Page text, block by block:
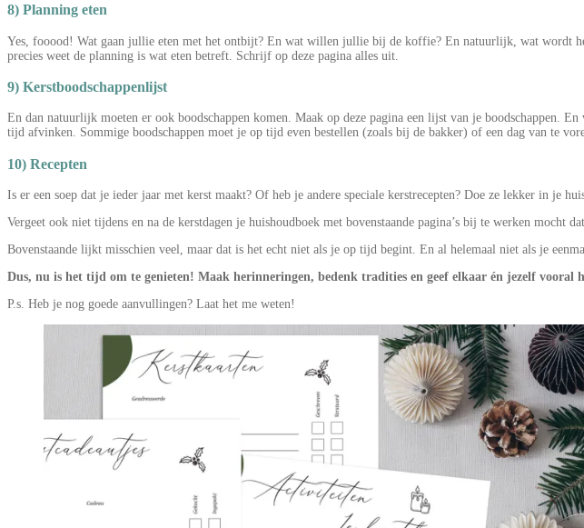
8) Planning eten
Yes, fooood! Wat gaan jullie eten met het ontbijt? En wat willen jullie bij de koffie? En natuurlijk, wat wordt
precies weet de planning is wat eten betreft. Schrijf op deze pagina alles uit.
9) Kerstboodschappenlijst
En dan natuurlijk moeten er ook boodschappen komen. Maak op deze pagina een lijst van je boodschappen.
tijd afvinken. Sommige boodschappen moet je op tijd even bestellen (zoals bij de bakker) of een dag van te
10) Recepten
Is er een soep dat je ieder jaar met kerst maakt? Of heb je andere speciale kerstrecepten? Doe ze lekker in je
Vergeet ook niet tijdens en na de kerstdagen je huishoudboek met bovenstaande pagina’s bij te werken mocht
Bovenstaande lijkt misschien veel, maar dat is het echt niet als je op tijd begint. En al helemaal niet als je
Dus, nu is het tijd om te genieten! Maak herinneringen, bedenk tradities en geef elkaar én jezelf vooral
P.s. Heb je nog goede aanvullingen? Laat het me weten!